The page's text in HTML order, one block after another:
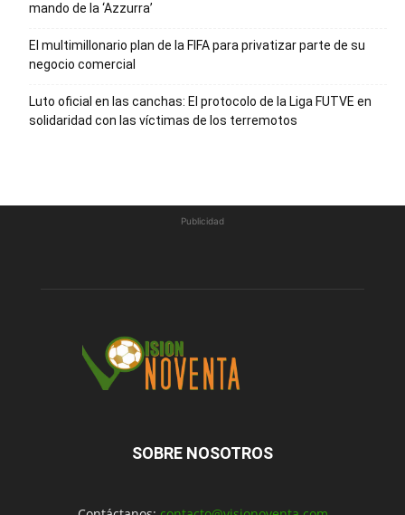
mando de la ‘Azzurra’
El multimillonario plan de la FIFA para privatizar parte de su
negocio comercial
Luto oficial en las canchas: El protocolo de la Liga FUTVE en
solidaridad con las víctimas de los terremotos
Publicidad
SOBRE NOSOTROS